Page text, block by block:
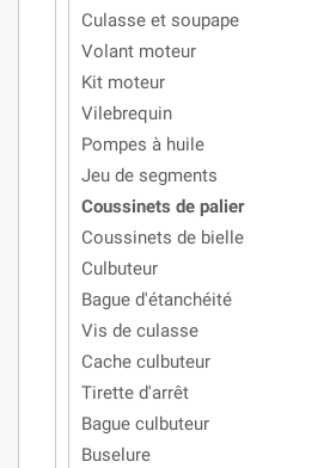
Culasse et soupape
Volant moteur
Kit moteur
Vilebrequin
Pompes à huile
Jeu de segments
Coussinets de palier
Coussinets de bielle
Culbuteur
Bague d'étanchéité
Vis de culasse
Cache culbuteur
Tirette d'arrêt
Bague culbuteur
Buselure